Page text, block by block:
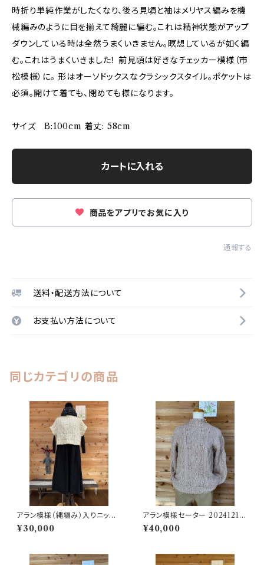
時折り単純作業がしたくなり、後ろ見頃と袖はメリヤス編みを機
械編みのように目を揃えて綺麗に編む。これは精神状態がアップ
ダウンしている時は全然うまくいきません。瞑想しているが如く編
む。これはうまくいきました！ 前見頃は好きなチェッカー模様（市
松模様）に。 形はオーソドックスなクラシックスタイル。ポケットは
必須。開けて着ても、閉めても様になります。
サイズ B:100cm 着丈: 58cm
カートに入れる
商品をアプリでお気に入り
通報する
送料・配送方法について
お支払い方法について
同じカテゴリの商品
アラン模様（縄編み）入りニット
ベスト 202501041343
¥30,000
アラン模様セーター 20241217
2046
¥40,000